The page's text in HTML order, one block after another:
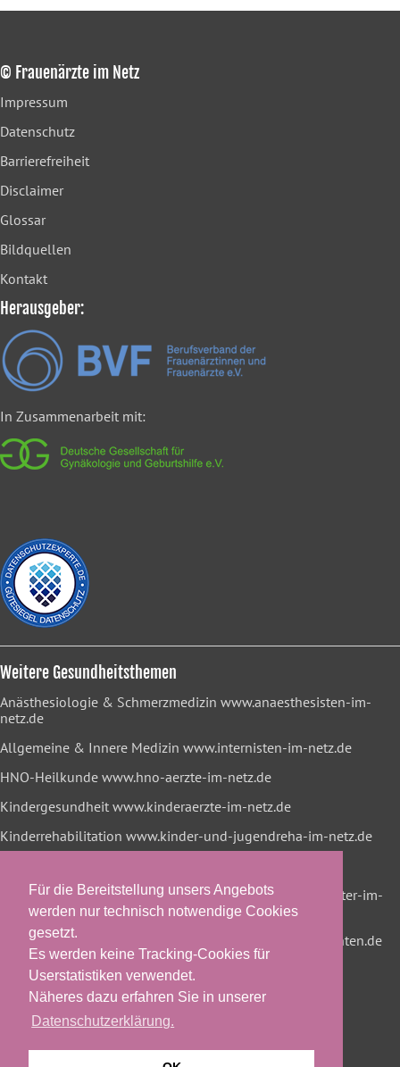
Für die Bereitstellung unsers Angebots
werden nur technisch notwendige Cookies
gesetzt.
Es werden keine Tracking-Cookies für
Userstatistiken verwendet.
Näheres dazu erfahren Sie in unserer
Datenschutzerklärung.
© Frauenärzte im Netz
Impressum
Datenschutz
Barrierefreiheit
Disclaimer
Glossar
Bildquellen
Kontakt
Herausgeber:
In Zusammenarbeit mit:
Weitere Gesundheitsthemen
Anästhesiologie & Schmerzmedizin www.anaesthesisten-im-
netz.de
Allgemeine & Innere Medizin www.internisten-im-netz.de
HNO-Heilkunde www.hno-aerzte-im-netz.de
Kindergesundheit www.kinderaerzte-im-netz.de
Kinderrehabilitation www.kinder-und-jugendreha-im-netz.de
Neurologie & Psychiatriewww.neurologen-und-psychiater-im-
netz.org
Onkologische Rehabilitation
www.reha-hilft-krebspatienten.de